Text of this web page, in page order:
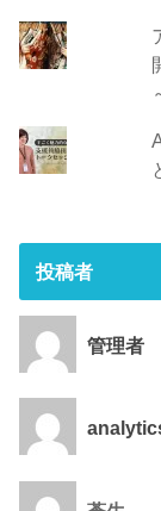
投稿者
管理者